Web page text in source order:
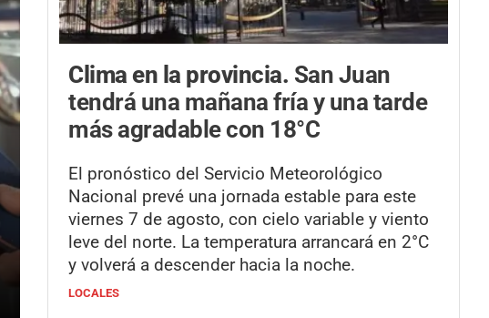
Clima en la provincia. San Juan
tendrá una mañana fría y una tarde
más agradable con 18°C
El pronóstico del Servicio Meteorológico
Nacional prevé una jornada estable para este
viernes 7 de agosto, con cielo variable y viento
leve del norte. La temperatura arrancará en 2°C
y volverá a descender hacia la noche.
LOCALES